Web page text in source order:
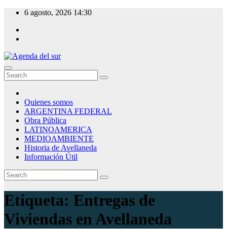
Skip
content
6 agosto, 2026 14:30
Agenda del sur
Quienes somos
ARGENTINA FEDERAL
Obra Pública
LATINOAMERICA
MEDIOAMBIENTE
Historia de Avellaneda
Información Útil
Etiqueta: Entregas de
Viviendas en Avellaneda